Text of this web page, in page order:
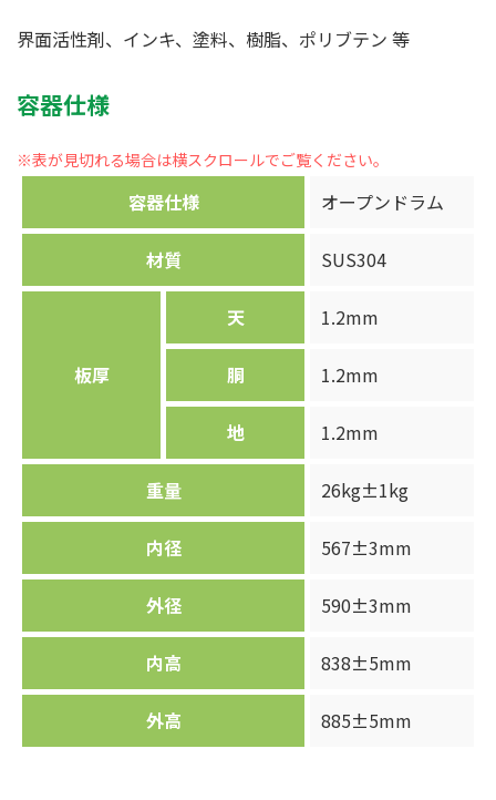
界面活性剤、インキ、塗料、樹脂、ポリブテン 等
容器仕様
容器仕様 オープンドラム
材質 SUS304
板厚
天 1.2mm
胴 1.2mm
地 1.2mm
重量 26kg±1kg
内径 567±3mm
外径 590±3mm
内高 838±5mm
外高 885±5mm